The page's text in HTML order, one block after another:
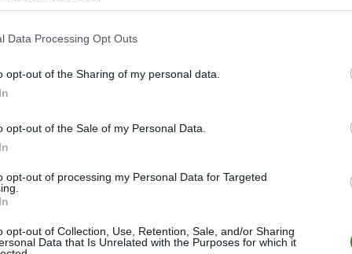
Data Processing Opt Outs
opt-out of the Sharing of my personal data.
opt-out of the Sale of my Personal Data.
opt-out of processing my Personal Data for Targeted
opt-out of Collection, Use, Retention, Sale, and/or Sharing
Data that Is Unrelated with the Purposes for which it
26 116-
72-63
26 41 13 92-
39 12
26 34 10 4 52-